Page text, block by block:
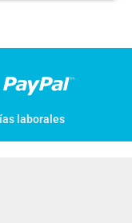
laborales